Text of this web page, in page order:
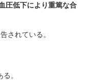
圧低下により重篤な合
されている。
。